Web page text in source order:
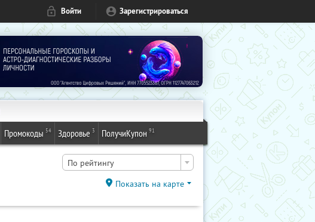
Войти Зарегистрироваться
Промокоды 54 Здоровье 3 ПолучиКупон 91
По рейтингу
Показать на карте